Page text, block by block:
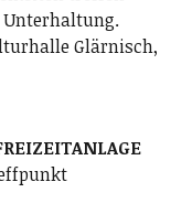
Glärnisch,